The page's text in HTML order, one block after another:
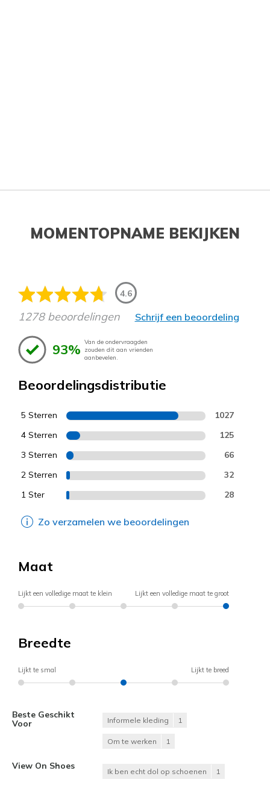
MOMENTOPNAME BEKIJKEN
4.6
1278 beoordelingen Schrijf een beoordeling
93% Van de ondervraagden
zouden dit aan vrienden
aanbevelen.
Beoordelingsdistributie
5 Sterren 1027
4 Sterren 125
3 Sterren 66
2 Sterren 32
1 Ster 28
Zo verzamelen we beoordelingen
Maat
Lijkt een volledige maat te klein Lijkt een volledige maat te groot
Breedte
Lijkt te smal Lijkt te breed
Beste Geschikt
Voor
Informele kleding 1
Om te werken 1
View On Shoes
Ik ben echt dol op schoenen 1